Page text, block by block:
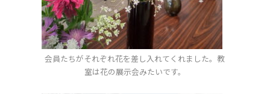
会員たちがそれぞれ花を差し入れてくれました。教
室は花の展示会みたいです。